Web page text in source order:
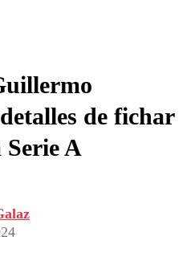
de fichar
A